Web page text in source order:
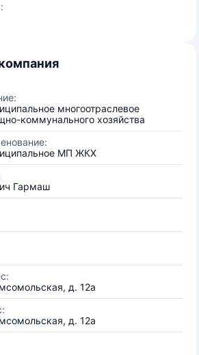
многоотраслевое
коммунального хозяйства
МП ЖКХ
Гармаш
д. 12а
д. 12а